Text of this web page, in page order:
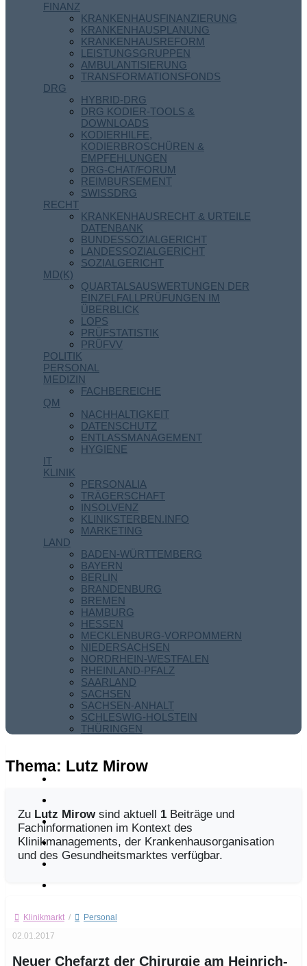
FINANZ
KRANKENHAUSFINANZIERUNG
KRANKENHAUSPLANUNG
KRANKENHAUSREFORM
LEISTUNGSGRUPPEN
AMBULANTISIERUNG
TRANSFORMATIONSFONDS
DRG
HYBRID-DRG
DRG KODIER-TOOLS &
DOWNLOADS
KODIERHILFE,
KODIERBROSCHÜREN &
EMPFEHLUNGEN
DRG-CHAT/FORUM
REIMBURSEMENT
SWISSDRG
RECHT
KRANKENHAUSRECHT & URTEILE
DATENBANK
BUNDESSOZIALGERICHT
LANDESSOZIALGERICHT
SOZIALGERICHT
MD(K)
QUARTALSAUSWERTUNGEN DER
EINZELFALLPRÜFUNGEN IM
ÜBERBLICK
LOPS
PRÜFSTATISTIK
PRÜFVV
POLITIK
PERSONAL
MEDIZIN
FACHBEREICHE
QM
NACHHALTIGKEIT
DATENSCHUTZ
ENTLASSMANAGEMENT
HYGIENE
IT
KLINIK
PERSONALIA
TRÄGERSCHAFT
INSOLVENZ
KLINIKSTERBEN.INFO
MARKETING
LAND
BADEN-WÜRTTEMBERG
BAYERN
BERLIN
BRANDENBURG
BREMEN
HAMBURG
HESSEN
MECKLENBURG-VORPOMMERN
NIEDERSACHSEN
NORDRHEIN-WESTFALEN
RHEINLAND-PFALZ
SAARLAND
SACHSEN
SACHSEN-ANHALT
SCHLESWIG-HOLSTEIN
THÜRINGEN
Thema: Lutz Mirow
Zu Lutz Mirowsind aktuell 1 Beiträge und
Fachinformationen im Kontext des
Klinikmanagements, der Krankenhausorganisation
und des Gesundheitsmarktes verfügbar.
Klinikmarkt /
Personal
02.01.2017
Neuer Chefarzt der Chirurgie am Heinrich-